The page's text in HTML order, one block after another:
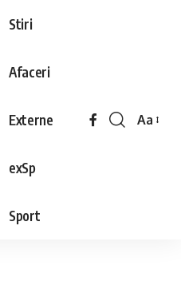
Stiri
Afaceri
Externe
exSp
Sport
Aa